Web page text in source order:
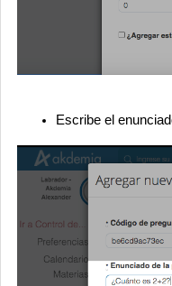
Escribe el